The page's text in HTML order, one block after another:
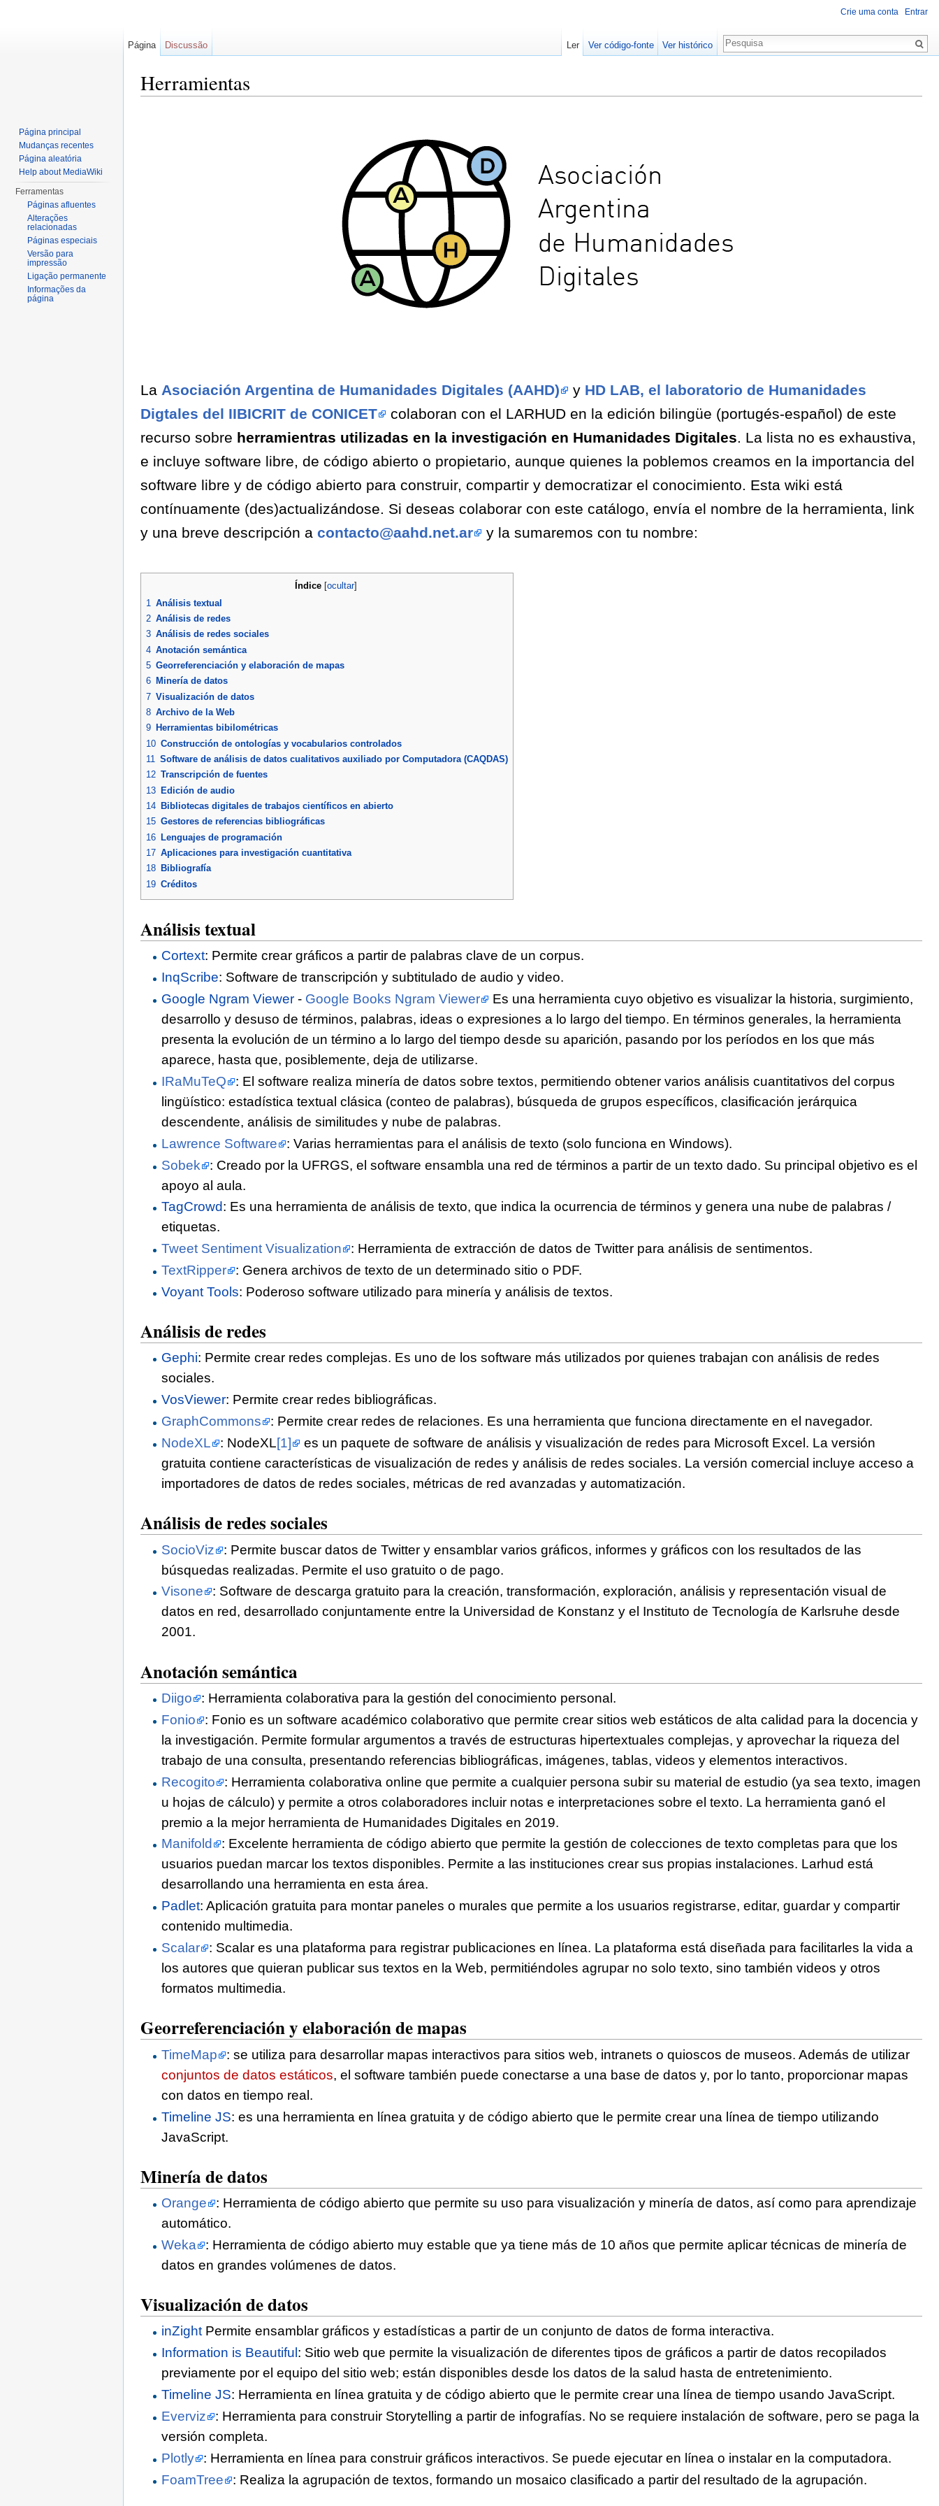
Herramientas
La Asociación Argentina de Humanidades Digitales (AAHD) y HD LAB, el laboratorio de Humanidades
Digtales del IIBICRIT de CONICET
colaboran con el LARHUD en la edición bilingüe (portugés-español) de este
recurso sobre herramientras utilizadas en la investigación en Humanidades Digitales. La lista no es exhaustiva,
e incluye software libre, de código abierto o propietario, aunque quienes la poblemos creamos en la importancia del
software libre y de código abierto para construir, compartir y democratizar el conocimiento. Esta wiki está
contínuamente (des)actualizándose. Si deseas colaborar con este catálogo, envía el nombre de la herramienta, link
y una breve descripción a contacto@aahd.net.ar y la sumaremos con tu nombre:
Índice[ocultar]
1
Análisis textual
2 Análisis de redes
3 Análisis de redes sociales
4 Anotación semántica
5 Georreferenciación y elaboración de mapas
6 Minería de datos
7 Visualización de datos
8 Archivo de la Web
9 Herramientas bibilométricas
10 Construcción de ontologías y vocabularios controlados
11 Software de análisis de datos cualitativos auxiliado por Computadora (CAQDAS)
12 Transcripción de fuentes
13 Edición de audio
14 Bibliotecas digitales de trabajos científicos en abierto
15 Gestores de referencias bibliográficas
16 Lenguajes de programación
17 Aplicaciones para investigación cuantitativa
18 Bibliografía
19 Créditos
Análisis textual
Cortext: Permite crear gráficos a partir de palabras clave de un corpus.
InqScribe: Software de transcripción y subtitulado de audio y video.
Google Ngram Viewer- Google Books Ngram Viewer
Es una herramienta cuyo objetivo es visualizar la historia, surgimiento,
desarrollo y desuso de términos, palabras, ideas o expresiones a lo largo del tiempo. En términos generales, la herramienta
presenta la evolución de un término a lo largo del tiempo desde su aparición, pasando por los períodos en los que más
aparece, hasta que, posiblemente, deja de utilizarse.
IRaMuTeQ
: El software realiza minería de datos sobre textos, permitiendo obtener varios análisis cuantitativos del corpus
lingüístico: estadística textual clásica (conteo de palabras), búsqueda de grupos específicos, clasificación jerárquica
descendente, análisis de similitudes y nube de palabras.
Lawrence Software
: Varias herramientas para el análisis de texto (solo funciona en Windows).
Sobek
: Creado por la UFRGS, el software ensambla una red de términos a partir de un texto dado. Su principal objetivo es el
apoyo al aula.
TagCrowd: Es una herramienta de análisis de texto, que indica la ocurrencia de términos y genera una nube de palabras /
etiquetas.
Tweet Sentiment Visualization
: Herramienta de extracción de datos de Twitter para análisis de sentimentos.
TextRipper
: Genera archivos de texto de un determinado sitio o PDF.
Voyant Tools: Poderoso software utilizado para minería y análisis de textos.
Análisis de redes
Gephi: Permite crear redes complejas. Es uno de los software más utilizados por quienes trabajan con análisis de redes
sociales.
VosViewer: Permite crear redes bibliográficas.
GraphCommons
: Permite crear redes de relaciones. Es una herramienta que funciona directamente en el navegador.
NodeXL
: NodeXL[1]
es un paquete de software de análisis y visualización de redes para Microsoft Excel. La versión
gratuita contiene características de visualización de redes y análisis de redes sociales. La versión comercial incluye acceso a
importadores de datos de redes sociales, métricas de red avanzadas y automatización.
Análisis de redes sociales
SocioViz
: Permite buscar datos de Twitter y ensamblar varios gráficos, informes y gráficos con los resultados de las
búsquedas realizadas. Permite el uso gratuito o de pago.
Visone
: Software de descarga gratuito para la creación, transformación, exploración, análisis y representación visual de
datos en red, desarrollado conjuntamente entre la Universidad de Konstanz y el Instituto de Tecnología de Karlsruhe desde
2001.
Anotación semántica
Diigo
: Herramienta colaborativa para la gestión del conocimiento personal.
Fonio
: Fonio es un software académico colaborativo que permite crear sitios web estáticos de alta calidad para la docencia y
la investigación. Permite formular argumentos a través de estructuras hipertextuales complejas, y aprovechar la riqueza del
trabajo de una consulta, presentando referencias bibliográficas, imágenes, tablas, videos y elementos interactivos.
Recogito
: Herramienta colaborativa online que permite a cualquier persona subir su material de estudio (ya sea texto, imagen
u hojas de cálculo) y permite a otros colaboradores incluir notas e interpretaciones sobre el texto. La herramienta ganó el
premio a la mejor herramienta de Humanidades Digitales en 2019.
Manifold
: Excelente herramienta de código abierto que permite la gestión de colecciones de texto completas para que los
usuarios puedan marcar los textos disponibles. Permite a las instituciones crear sus propias instalaciones. Larhud está
desarrollando una herramienta en esta área.
Padlet: Aplicación gratuita para montar paneles o murales que permite a los usuarios registrarse, editar, guardar y compartir
contenido multimedia.
Scalar
: Scalar es una plataforma para registrar publicaciones en línea. La plataforma está diseñada para facilitarles la vida a
los autores que quieran publicar sus textos en la Web, permitiéndoles agrupar no solo texto, sino también videos y otros
formatos multimedia.
Georreferenciación y elaboración de mapas
TimeMap
: se utiliza para desarrollar mapas interactivos para sitios web, intranets o quioscos de museos. Además de utilizar
conjuntos de datos estáticos, el software también puede conectarse a una base de datos y, por lo tanto, proporcionar mapas
con datos en tiempo real.
Timeline JS: es una herramienta en línea gratuita y de código abierto que le permite crear una línea de tiempo utilizando
JavaScript.
Minería de datos
Orange
: Herramienta de código abierto que permite su uso para visualización y minería de datos, así como para aprendizaje
automático.
Weka
: Herramienta de código abierto muy estable que ya tiene más de 10 años que permite aplicar técnicas de minería de
datos en grandes volúmenes de datos.
Visualización de datos
inZightPermite ensamblar gráficos y estadísticas a partir de un conjunto de datos de forma interactiva.
Information is Beautiful : Sitio web que permite la visualización de diferentes tipos de gráficos a partir de datos recopilados
previamente por el equipo del sitio web; están disponibles desde los datos de la salud hasta de entretenimiento.
Timeline JS: Herramienta en línea gratuita y de código abierto que le permite crear una línea de tiempo usando JavaScript.
Everviz
: Herramienta para construir Storytelling a partir de infografías. No se requiere instalación de software, pero se paga la
versión completa.
Plotly
: Herramienta en línea para construir gráficos interactivos. Se puede ejecutar en línea o instalar en la computadora.
FoamTree
: Realiza la agrupación de textos, formando un mosaico clasificado a partir del resultado de la agrupación.
Crie uma conta Entrar
Página Discussão Ler Ver código-fonte Ver histórico
Página principal
Mudanças recentes
Página aleatória
Help about MediaWiki
Ferramentas
Páginas afluentes
Alterações
relacionadas
Páginas especiais
Versão para
impressão
Ligação permanente
Informações da
página